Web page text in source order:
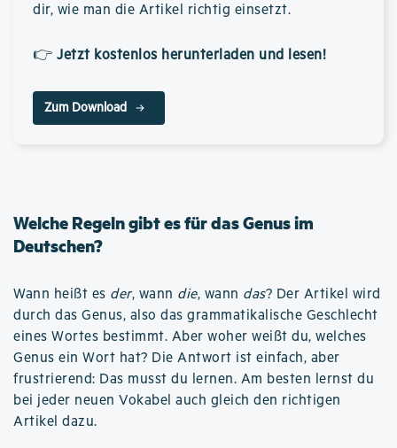
dir, wie man die Artikel richtig einsetzt.
👉 Jetzt kostenlos herunterladen und lesen!
Zum Download
Welche Regeln gibt es für das Genus im
Deutschen?
Wann heißt es der, wann die, wann das? Der Artikel wird
durch das Genus, also das grammatikalische Geschlecht
eines Wortes bestimmt. Aber woher weißt du, welches
Genus ein Wort hat? Die Antwort ist einfach, aber
frustrierend: Das musst du lernen. Am besten lernst du
bei jeder neuen Vokabel auch gleich den richtigen
Artikel dazu.